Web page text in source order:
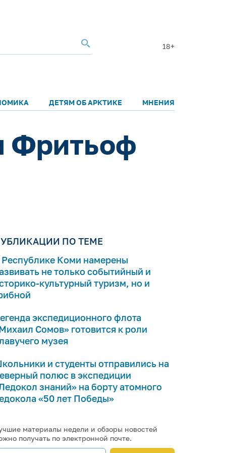
18+
ДЕТЯМ ОБ АРКТИКЕ МНЕНИЯ
Фритьоф
ПО ТЕМЕ
Республике Коми намерены
не только событийный и
культурный туризм, но и
экспедиционного флота
Сомов» готовится к роли
музея
и студенты отправились на
полюс в экспедиции
знаний» на борту атомного
«50 лет Победы»
материалы недели и обзоры новостей
получать по электронной почте.